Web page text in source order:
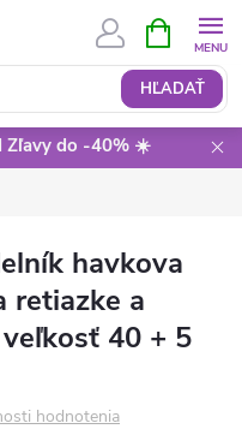
HĽADAŤ
KOŠÍK
Zľavy do -40% ☀️
havkova
retiazke a
40 + 5
hodnotenia